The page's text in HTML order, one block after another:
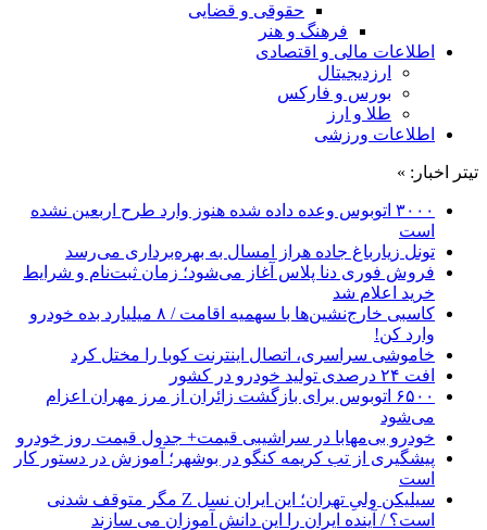
حقوقی و قضایی
فرهنگ و هنر
اطلاعات مالی و اقتصادی
ارزدیجیتال
بورس و فارکس
طلا و ارز
اطلاعات ورزشی
تیتر اخبار: »
۳۰۰۰ اتوبوس وعده داده شده هنوز وارد طرح اربعین نشده
است
تونل زیارباغ جاده هراز امسال به بهره‌برداری می‌رسد
فروش فوری دنا پلاس آغاز می‌شود؛ زمان ثبت‌نام و شرایط
خرید اعلام شد
کاسبی خارج‌نشین‌ها با سهمیه اقامت / ۸ میلیارد بده خودرو
وارد کن!
خاموشی سراسری، اتصال اینترنت کوبا را مختل کرد
افت ۲۴ درصدی تولید خودرو در کشور
۶۵۰۰ اتوبوس برای بازگشت زائران از مرز مهران اعزام
می‌شود
خودرو بی‌مهابا در سراشیبی قیمت+ جدول قیمت روز خودرو
پیشگیری از تب کریمه کنگو در بوشهر؛ آموزش در دستور کار
است
سیلیکن ولیِ تهران؛ این ایران نسل Z مگر متوقف شدنی
است؟ / آینده ایران را این دانش آموزان می سازند